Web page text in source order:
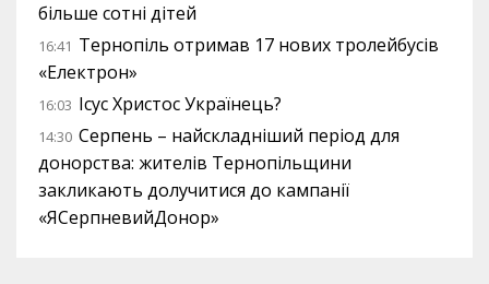
більше сотні дітей
16:41 Тернопіль отримав 17 нових тролейбусів
«Електрон»
16:03 Ісус Христос Українець?
14:30 Серпень – найскладніший період для
донорства: жителів Тернопільщини
закликають долучитися до кампанії
«ЯСерпневийДонор»